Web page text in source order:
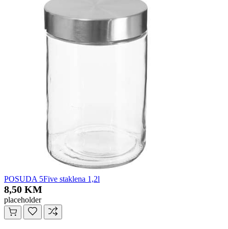
POSUDA 5Five staklena 1,2l
8,50 KM
placeholder